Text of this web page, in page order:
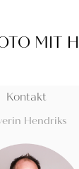
MIT H
Kontakt
Hendriks